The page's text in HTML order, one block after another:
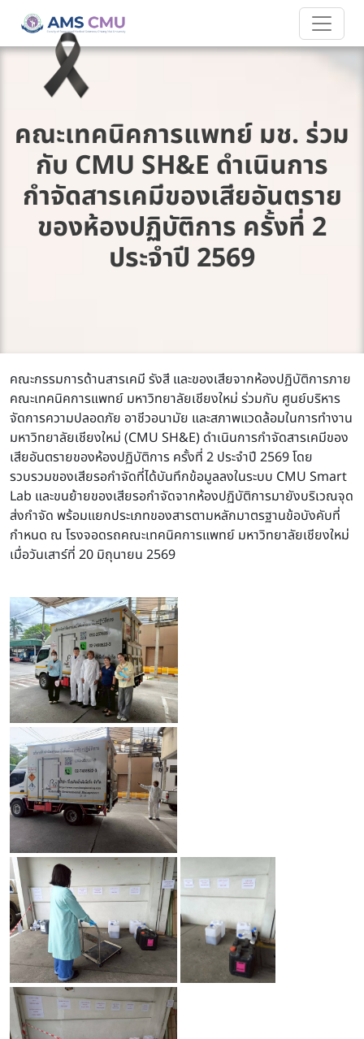
คณะเทคนิคการแพทย์ มช. ร่วม
กับ CMU SH&E ดำเนินการ
กำจัดสารเคมีของเสียอันตราย
ของห้องปฏิบัติการ ครั้งที่ 2
ประจำปี 2569
คณะกรรมการด้านสารเคมี รังสี และของเสียจากห้องปฏิบัติการภาย
คณะเทคนิคการแพทย์ มหาวิทยาลัยเชียงใหม่ ร่วมกับ ศูนย์บริหาร
จัดการความปลอดภัย อาชีวอนามัย และสภาพแวดล้อมในการทำงาน
มหาวิทยาลัยเชียงใหม่ (CMU SH&E) ดำเนินการกำจัดสารเคมีของ
เสียอันตรายของห้องปฏิบัติการ ครั้งที่ 2 ประจำปี 2569 โดย
รวบรวมของเสียรอกำจัดที่ได้บันทึกข้อมูลลงในระบบ CMU Smart
Lab และขนย้ายของเสียรอกำจัดจากห้องปฏิบัติการมายังบริเวณจุด
ส่งกำจัด พร้อมแยกประเภทของสารตามหลักมาตรฐานข้อบังคับที่
กำหนด ณ โรงจอดรถคณะเทคนิคการแพทย์ มหาวิทยาลัยเชียงใหม่
เมื่อวันเสาร์ที่ 20 มิถุนายน 2569